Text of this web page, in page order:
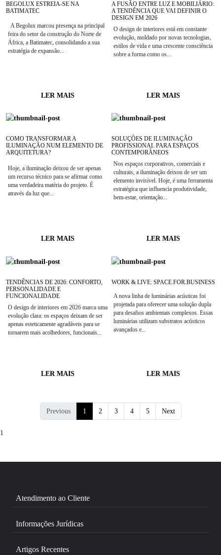
BEGOLUX ESTREIA-SE NA
BATIMATEC
A Begolux marcou presença na principal
feira do setor da construção do Norte de
África, a Batimatec, consolidando a sua
estratégia de expansão...
LER MAIS
A FUSÃO ENTRE LUZ E MOBILIÁRIO:
A TENDÊNCIA QUE VAI DEFINIR O
DESIGN EM 2026
O design de interiores está em constante
evolução, moldado por novas tecnologias,
estilos de vida e uma crescente consciência
sobre a forma como os...
LER MAIS
COMO TRANSFORMAR A
ILUMINAÇÃO NUM ELEMENTO DE
ARQUITETURA?
Hoje, a iluminação deixou de ser apenas
um recurso técnico para se afirmar como
uma verdadeira matéria do projeto. É
através da luz que...
LER MAIS
SOLUÇÕES DE ILUMINAÇÃO
PROFISSIONAL PARA ESPAÇOS
CONTEMPORÂNEOS
Nos espaços corporativos, comerciais e
culturais, a iluminação deixou de ser um
elemento invisível. Hoje, é uma ferramenta
estratégica que influencia produtividade,
bem-estar, orientação...
LER MAIS
TENDÊNCIAS DE 2026: CONFORTO,
PERSONALIDADE E
FUNCIONALIDADE
O design de interiores em 2026 marca uma
evolução clara: os espaços deixam de ser
apenas esteticamente agradáveis para se
tornarem mais acolhedores, funcionais...
LER MAIS
WORK & LIVE: SPACE.FOR.BUSINESS
A nova linha de luminárias acústicas foi
projetada para oferecer uma solução dupla
para desafios ambientais complexos. Essas
luminárias utilizam substratos acústicos
avançados e...
LER MAIS
Previous 1 2 3 4 5 Next
1
Atendimento ao Cliente
Informações Jurídicas
Artigos Recentes